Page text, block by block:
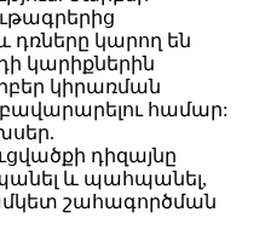
կարող են
կարիքներին
կիրառման
համար:
դիզայնը
և պահպանել,
շահագործման